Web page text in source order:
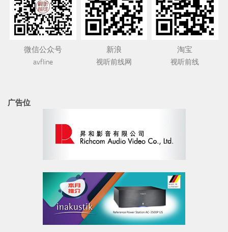
微信公众号
avfline
新浪
视听前线网
淘宝
视听前线
广告位